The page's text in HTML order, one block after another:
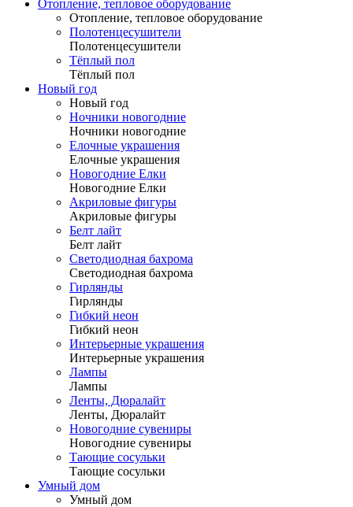
Отопление, тепловое оборудование
Отопление, тепловое оборудование
Полотенцесушители
Полотенцесушители
Тёплый пол
Тёплый пол
Новый год
Новый год
Ночники новогодние
Ночники новогодние
Елочные украшения
Елочные украшения
Новогодние Елки
Новогодние Елки
Акриловые фигуры
Акриловые фигуры
Белт лайт
Белт лайт
Светодиодная бахрома
Светодиодная бахрома
Гирлянды
Гирлянды
Гибкий неон
Гибкий неон
Интерьерные украшения
Интерьерные украшения
Лампы
Лампы
Ленты, Дюралайт
Ленты, Дюралайт
Новогодние сувениры
Новогодние сувениры
Тающие сосульки
Тающие сосульки
Умный дом
Умный дом